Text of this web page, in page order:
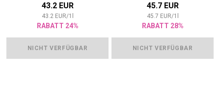
43.2 EUR
43.2 EUR/1
RABATT 24%
NICHT VERFÜGBAR
45.7 EUR
45.7 EUR/1
RABATT 28%
NICHT VERFÜGBAR